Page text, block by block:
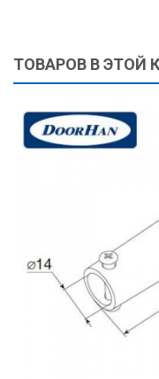
ТОВАРОВ В ЭТОЙ